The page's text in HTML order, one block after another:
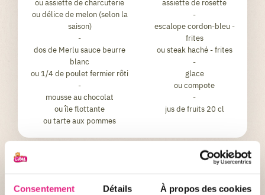
Consentement Détails À propos des cookies
ou assiette de charcuterie
ou délice de melon (selon la
saison)
-
dos de Merlu sauce beurre
blanc
ou 1/4 de poulet fermier rôti
-
mousse au chocolat
ou île flottante
ou tarte aux pommes
assiette de rosette
-
escalope cordon-bleu -
frites
ou steak haché - frites
-
glace
ou compote
-
jus de fruits 20 cl
(1) Dans le menu Le Convive, le vin (1 bouteille de 75 cl pour 4
personnes) ainsi que les cafés sont offerts. Supplément Kir de 3€ par